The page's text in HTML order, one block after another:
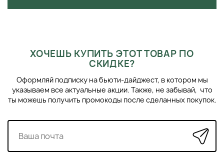
ХОЧЕШЬ КУПИТЬ ЭТОТ ТОВАР ПО
СКИДКЕ?
Оформляй подписку на бьюти-дайджест, в котором мы
указываем все актуальные акции. Также, не забывай, что
ты можешь получить промокоды после сделанных покупок.